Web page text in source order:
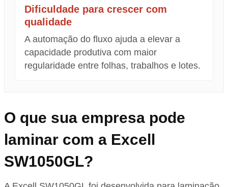
Dificuldade para crescer com
qualidade
A automação do fluxo ajuda a elevar a
capacidade produtiva com maior
regularidade entre folhas, trabalhos e lotes.
O que sua empresa pode
laminar com a Excell
SW1050GL?